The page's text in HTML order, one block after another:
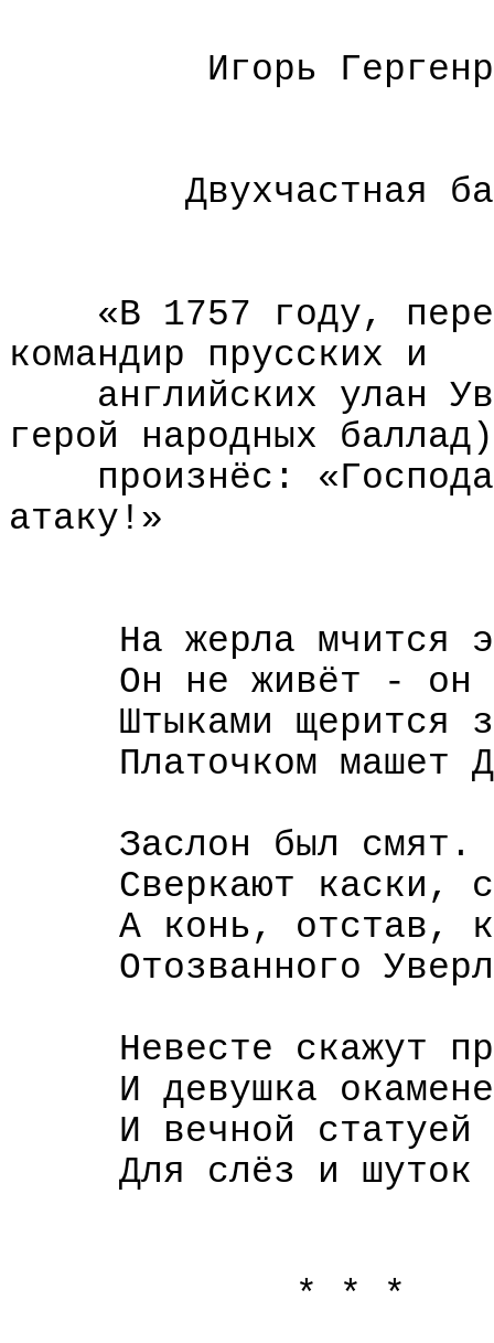
Игорь
Двухчастная
«В 1757 году,
командир прусских и
английских улан
герой народных баллад)
произнёс:
атаку!»
На жерла мчится
Он не живёт - он
Штыками щерится
Платочком машет
Заслон был смят.
Сверкают каски,
А конь, отстав,
Отозванного
Невесте скажут
И девушка
И вечной статуей
Для слёз и
* * *